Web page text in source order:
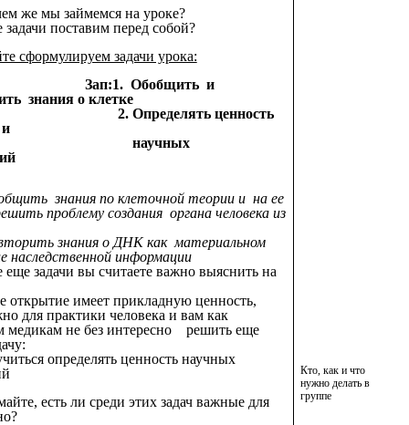
же мы займемся на уроке?
задачи поставим перед собой?
сформулируем задачи урока:
Зап:1. Обобщить и
знания о клетке
2. Определять ценность
и
знания по клеточной теории и на ее
проблему создания органа человека из
знания о ДНК как материальном
наследственной информации
еще задачи вы считаете важно выяснить на
открытие имеет прикладную ценность,
для практики человека и вам как
медикам не без интересно решить еще
определять ценность научных
есть ли среди этих задач важные для
Кто, как и что
нужно делать в
группе